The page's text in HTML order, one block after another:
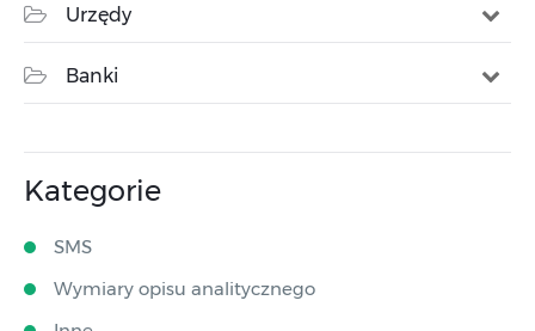
Urzędy
Banki
Kategorie
SMS
Wymiary opisu analitycznego